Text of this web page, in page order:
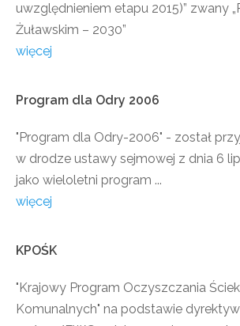
uwzględnieniem etapu 2015)” zwany
Żuławskim – 2030”
więcej
Program dla Odry 2006
"Program dla Odry-2006" - został
w drodze ustawy sejmowej z dnia 6
jako wieloletni program ...
więcej
KPOŚK
"Krajowy Program Oczyszczania
Komunalnych" na podstawie